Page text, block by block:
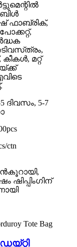
ഫാബ്രിക്,
മറ്റ്
5-7
ctn
ഷിപ്പിംഗിന്